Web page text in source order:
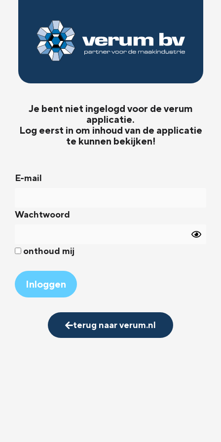
Je bent niet ingelogd voor de verum
applicatie.
Log eerst in om inhoud van de applicatie
te kunnen bekijken!
E-mail
Wachtwoord
onthoud mij
terug naar verum.nl